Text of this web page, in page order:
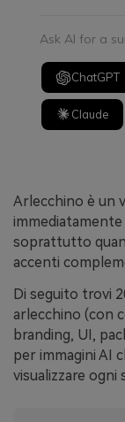
Ask AI for a
ChatGPT
Claude
Arlecchino è un
soprattutto
accenti
Di seguito trovi
arlecchino (con
branding, UI,
per immagini AI
visualizzare ogni